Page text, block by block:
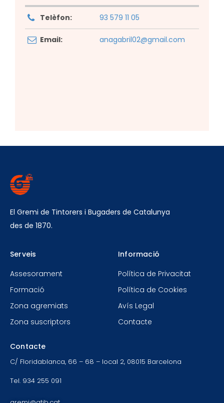
Telèfon: 93 579 11 05
Email: anagabril02@gmail.com
El Gremi de Tintorers i Bugaders de Catalunya
des de 1870.
Serveis
Assesorament
Formació
Zona agremiats
Zona suscriptors
Informació
Política de Privacitat
Política de Cookies
Avís Legal
Contacte
Contacte
C/ Floridablanca, 66 – 68 – local 2, 08015 Barcelona
Tel. 934 255 091